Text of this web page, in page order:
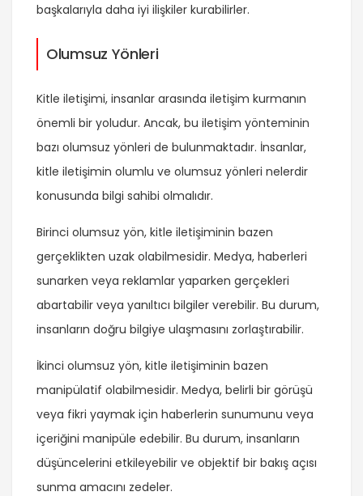
başkalarıyla daha iyi ilişkiler kurabilirler.
Olumsuz Yönleri
Kitle iletişimi, insanlar arasında iletişim kurmanın
önemli bir yoludur. Ancak, bu iletişim yönteminin
bazı olumsuz yönleri de bulunmaktadır. İnsanlar,
kitle iletişimin olumlu ve olumsuz yönleri nelerdir
konusunda bilgi sahibi olmalıdır.
Birinci olumsuz yön, kitle iletişiminin bazen
gerçeklikten uzak olabilmesidir. Medya, haberleri
sunarken veya reklamlar yaparken gerçekleri
abartabilir veya yanıltıcı bilgiler verebilir. Bu durum,
insanların doğru bilgiye ulaşmasını zorlaştırabilir.
İkinci olumsuz yön, kitle iletişiminin bazen
manipülatif olabilmesidir. Medya, belirli bir görüşü
veya fikri yaymak için haberlerin sunumunu veya
içeriğini manipüle edebilir. Bu durum, insanların
düşüncelerini etkileyebilir ve objektif bir bakış açısı
sunma amacını zedeler.